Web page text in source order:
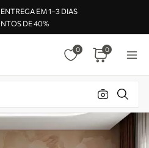
EM 1–3 DIAS
DE 40%
0 0